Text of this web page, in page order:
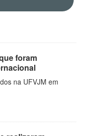
foram
na UFVJM em